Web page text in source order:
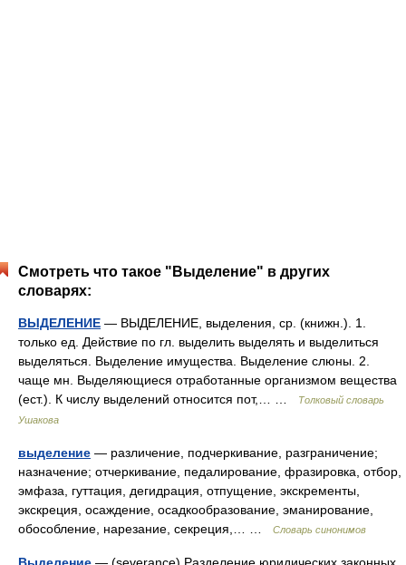
Смотреть что такое "Выделение" в других
словарях:
ВЫДЕЛЕНИЕ — ВЫДЕЛЕНИЕ, выделения, ср. (книжн.). 1.
только ед. Действие по гл. выделить выделять и выделиться
выделяться. Выделение имущества. Выделение слюны. 2.
чаще мн. Выделяющиеся отработанные организмом вещества
(ест.). К числу выделений относится пот,… …
Толковый словарь
Ушакова
выделение — различение, подчеркивание, разграничение;
назначение; отчеркивание, педалирование, фразировка, отбор,
эмфаза, гуттация, дегидрация, отпущение, экскременты,
экскреция, осаждение, осадкообразование, эманирование,
обособление, нарезание, секреция,… …
Словарь синонимов